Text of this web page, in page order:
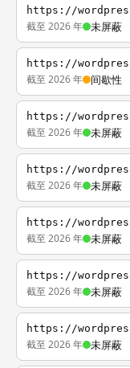
https://
截至 2026 年 未屏蔽
https://
截至 2026 年 间歇性
https://
截至 2026 年 未屏蔽
https://
截至 2026 年 未屏蔽
https://
截至 2026 年 未屏蔽
https://
截至 2026 年 未屏蔽
https://
截至 2026 年 未屏蔽